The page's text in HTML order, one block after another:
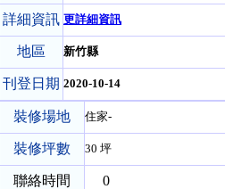
詳細資訊 更詳細資訊
地區 新竹縣
刊登日期 2020-10-14
裝修場地 住家-
裝修坪數 30 坪
聯絡時間 0